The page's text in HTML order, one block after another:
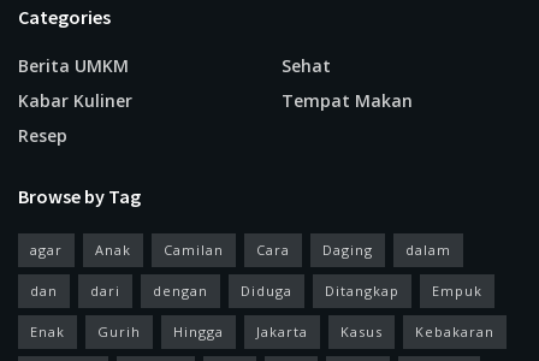
Categories
Berita UMKM
Kabar Kuliner
Resep
Sehat
Tempat Makan
Browse by Tag
agar Anak Camilan Cara Daging dalam
dan dari dengan Diduga Ditangkap Empuk
Enak Gurih Hingga Jakarta Kasus Kebakaran